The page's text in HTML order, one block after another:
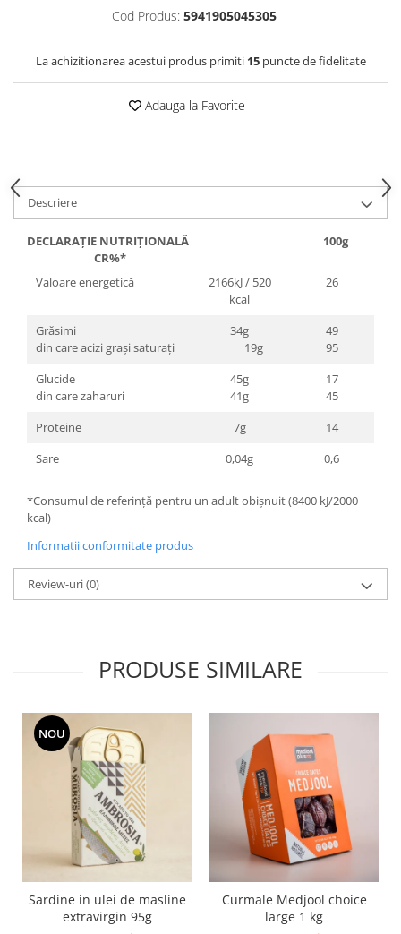
Cod Produs: 5941905045305
La achizitionarea acestui produs primiti 15puncte de fidelitate
Adauga la Favorite
Descriere
DECLARAȚIE NUTRIȚIONALĂ 100g
CR%*
Valoare energetică
2166kJ / 520
kcal
26
Grăsimi
din care acizi grași saturați
34g
19g
49
95
Glucide
din care zaharuri
45g
41g
17
45
Proteine
7g
14
Sare
0,04g 0,6
*Consumul de referință pentru un adult obișnuit (8400 kJ/2000
kcal)
Informatii conformitate produs
Review-uri(0)
PRODUSE SIMILARE
NOU
Sardine in ulei de masline
extravirgin 95g
Curmale Medjool choice
large 1 kg